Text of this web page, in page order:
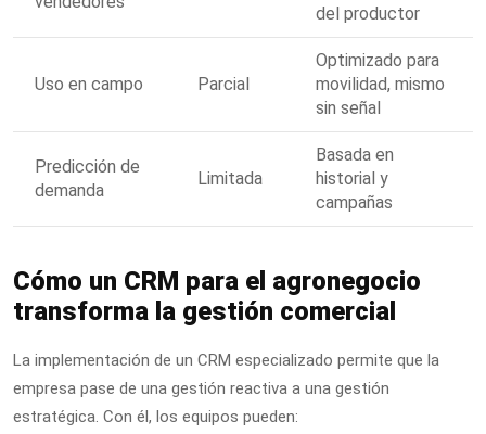
del productor
Uso en campo Parcial
Optimizado para
movilidad, mismo
sin señal
Predicción de
demanda
Limitada
Basada en
historial y
campañas
Cómo un CRM para el agronegocio
transforma la gestión comercial
La implementación de un CRM especializado permite que la
empresa pase de una gestión reactiva a una gestión
estratégica. Con él, los equipos pueden: